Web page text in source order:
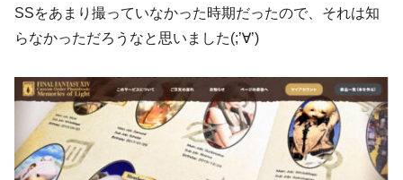
SSをあまり撮っていなかった時期だったので、それは知
らなかっただろうなと思いました(;’∀’)